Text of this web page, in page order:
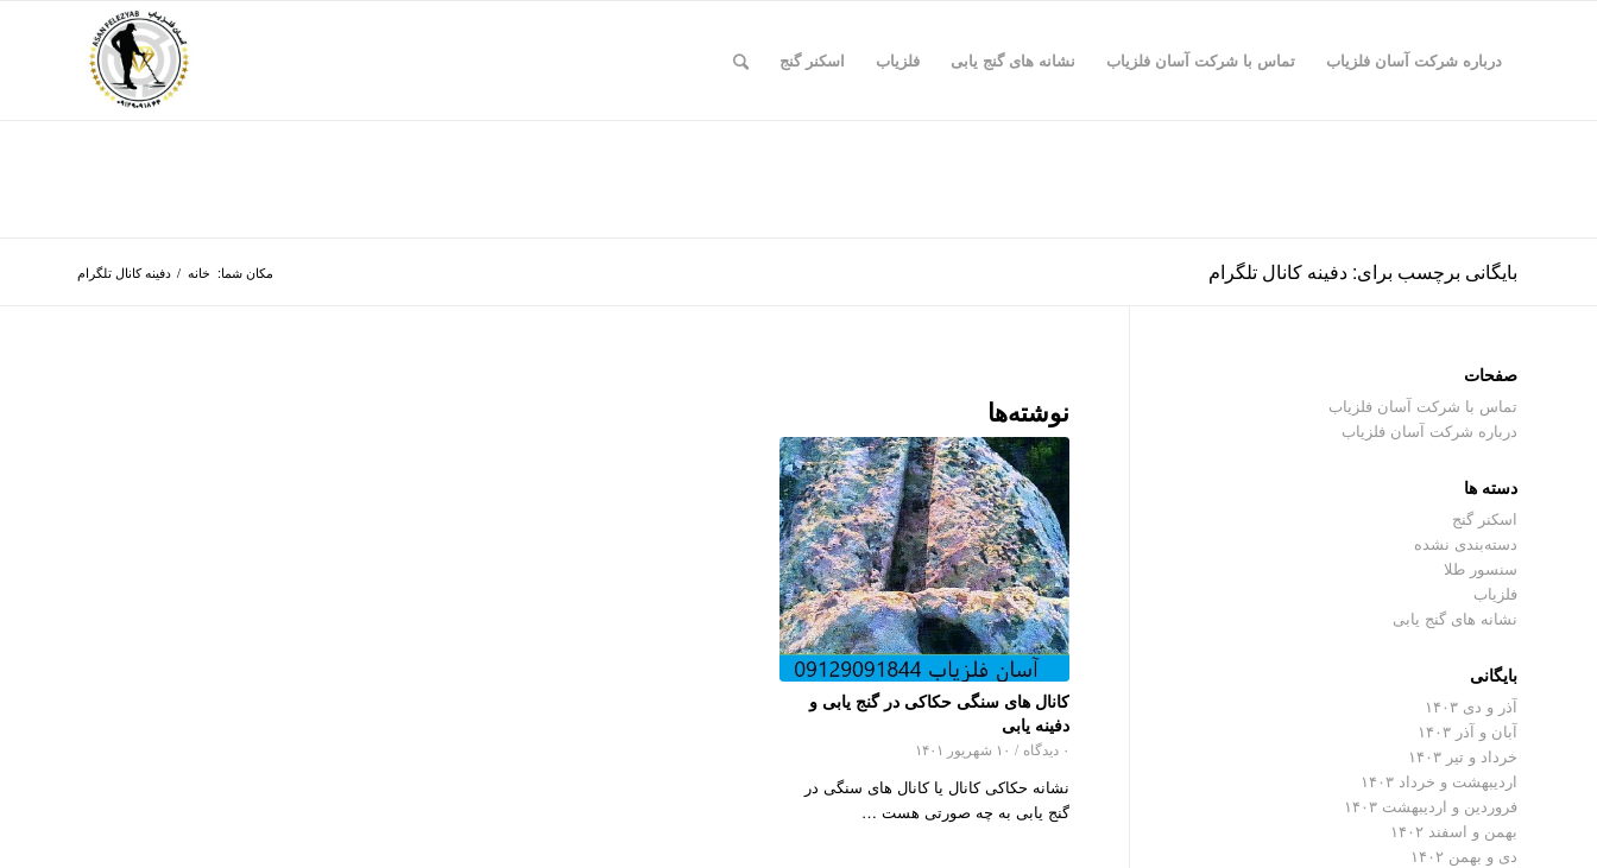
درباره شرکت آسان فلزیاب تماس با شرکت آسان فلزیاب نشانه های گنج یابی فلزیاب اسکنر گنج
بایگانی برچسب برای: دفینه کانال تلگرام مکان شما: خانه / دفینه کانال تلگرام
نوشته‌ها
کانال های سنگی حکاکی در گنج یابی و
دفینه یابی
۰ دیدگاه / ۱۰ شهریور ۱۴۰۱
نشانه حکاکی کانال یا کانال های سنگی در
گنج یابی به چه صورتی هست …
صفحات
تماس با شرکت آسان فلزیاب
درباره شرکت آسان فلزیاب
دسته ها
اسکنر گنج
دسته‌بندی نشده
سنسور طلا
فلزیاب
نشانه های گنج یابی
بایگانی
آذر و دی ۱۴۰۳
آبان و آذر ۱۴۰۳
خرداد و تیر ۱۴۰۳
اردیبهشت و خرداد ۱۴۰۳
فروردین و اردیبهشت ۱۴۰۳
بهمن و اسفند ۱۴۰۲
دی و بهمن ۱۴۰۲